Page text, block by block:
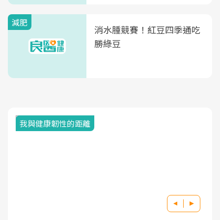
減肥
消水腫競賽！紅豆四季通吃
勝綠豆
我與健康韌性的距離